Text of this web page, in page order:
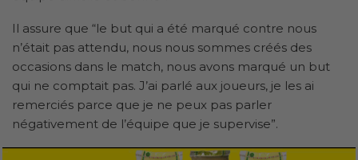
Il assure que “le but qui a été marqué contre nous
n’était pas attendu, nous nous sommes créés des
occasions dans le match, nous avons marqué un but
qui ne comptait pas. J’ai parlé aux joueurs, je les ai
remerciés parce que je ne peux pas parler
négativement de l’équipe que je supervise”.